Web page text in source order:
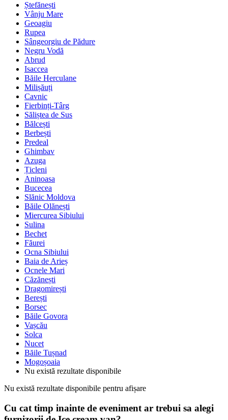
Ștefănești
Vânju Mare
Geoagiu
Rupea
Sângeorgiu de Pădure
Negru Vodă
Abrud
Isaccea
Băile Herculane
Milișăuți
Cavnic
Fierbinți-Târg
Săliștea de Sus
Bălcești
Berbești
Predeal
Ghimbav
Azuga
Țicleni
Aninoasa
Bucecea
Slănic Moldova
Băile Olănești
Miercurea Sibiului
Sulina
Bechet
Făurei
Ocna Sibiului
Baia de Arieș
Ocnele Mari
Căzănești
Dragomirești
Berești
Borsec
Băile Govora
Vașcău
Solca
Nucet
Băile Tușnad
Mogoșoaia
Nu există rezultate disponibile
Nu există rezultate disponibile pentru afișare
Cu cat timp inainte de eveniment ar trebui sa alegi